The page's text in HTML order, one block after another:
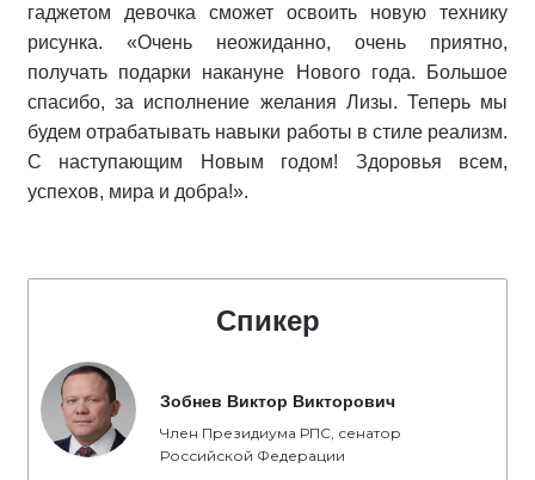
гаджетом девочка сможет освоить новую технику
рисунка. «Очень неожиданно, очень приятно,
получать подарки накануне Нового года. Большое
спасибо, за исполнение желания Лизы. Теперь мы
будем отрабатывать навыки работы в стиле реализм.
С наступающим Новым годом! Здоровья всем,
успехов, мира и добра!».
Спикер
Зобнев Виктор Викторович
Член Президиума РПС, сенатор
Российской Федерации